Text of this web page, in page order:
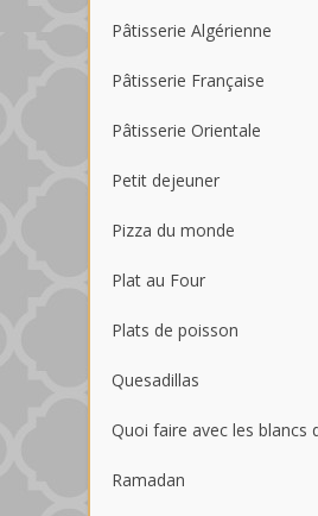
Pâtisserie Algérienne
Pâtisserie Française
Pâtisserie Orientale
Petit dejeuner
Pizza du monde
Plat au Four
Plats de poisson
Quesadillas
Quoi faire avec les blancs
Ramadan